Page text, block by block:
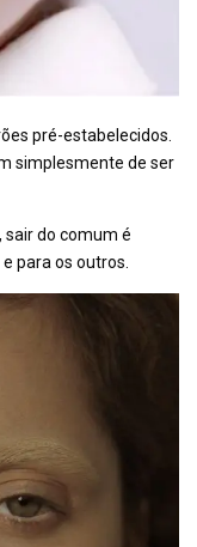
pré-estabelecidos.
simplesmente de ser
do comum é
para os outros.